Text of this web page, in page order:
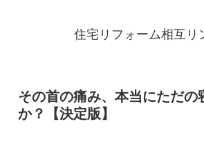
住宅リフォーム相互リ
その首の痛み、本当にただの
か？【決定版】